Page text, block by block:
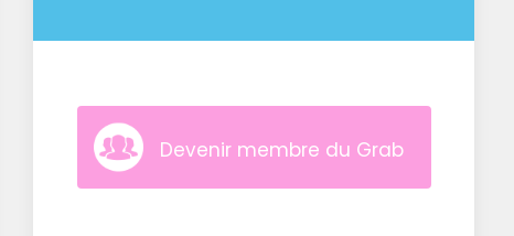
Devenir membre du Grab